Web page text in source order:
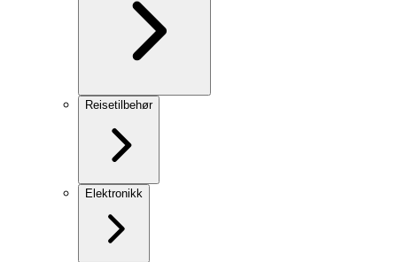
Reisetilbehør
Elektronikk